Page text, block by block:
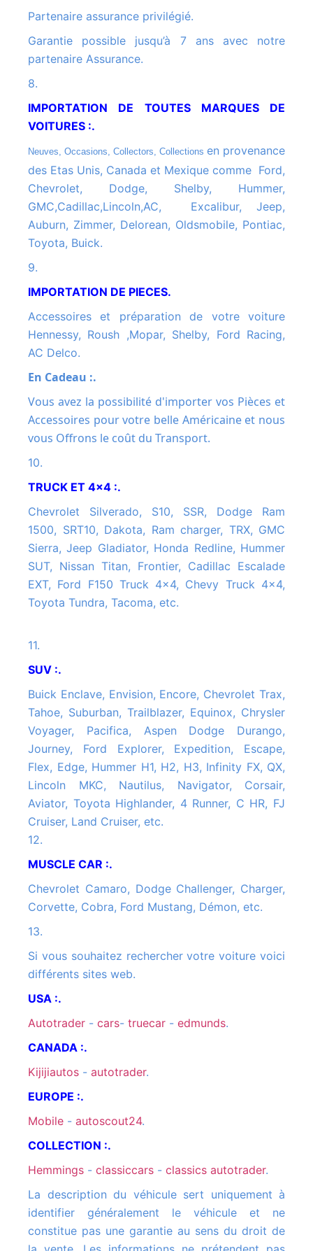
Partenaire assurance privilégié.
Garantie possible jusqu’à 7 ans avec notre
partenaire Assurance.
8.
IMPORTATION DE TOUTES MARQUES DE
VOITURES :.
Neuves, Occasions, Collectors, Collections en provenance
des Etas Unis, Canada et Mexique comme Ford,
Chevrolet, Dodge, Shelby, Hummer,
GMC,Cadillac,Lincoln,AC, Excalibur, Jeep,
Auburn, Zimmer, Delorean, Oldsmobile, Pontiac,
Toyota, Buick.
9.
IMPORTATION DE PIECES.
Accessoires et préparation de votre voiture
Hennessy, Roush ,Mopar, Shelby, Ford Racing,
AC Delco.
En Cadeau :.
Vous avez la possibilité d'importer vos Pièces et
Accessoires pour votre belle Américaine et nous
vous Offrons le coût du Transport.
10.
TRUCK ET 4x4 :.
Chevrolet Silverado, S10, SSR, Dodge Ram
1500, SRT10, Dakota, Ram charger, TRX, GMC
Sierra, Jeep Gladiator, Honda Redline, Hummer
SUT, Nissan Titan, Frontier, Cadillac Escalade
EXT, Ford F150 Truck 4x4, Chevy Truck 4x4,
Toyota Tundra, Tacoma, etc.
11.
SUV :.
Buick Enclave, Envision, Encore, Chevrolet Trax,
Tahoe, Suburban, Trailblazer, Equinox, Chrysler
Voyager, Pacifica, Aspen Dodge Durango,
Journey, Ford Explorer, Expedition, Escape,
Flex, Edge, Hummer H1, H2, H3, Infinity FX, QX,
Lincoln MKC, Nautilus, Navigator, Corsair,
Aviator, Toyota Highlander, 4 Runner, C HR, FJ
Cruiser, Land Cruiser, etc.
12.
MUSCLE CAR :.
Chevrolet Camaro, Dodge Challenger, Charger,
Corvette, Cobra, Ford Mustang, Démon, etc.
13.
Si vous souhaitez rechercher votre voiture voici
différents sites web.
USA :.
autotrader - cars- truecar - edmunds.
CANADA :.
kijijiautos - autotrader.
EUROPE :.
mobile - autoscout24.
COLLECTION :.
hemmings - classiccars - classics autotrader.
La description du véhicule sert uniquement à
identifier généralement le véhicule et ne
constitue pas une garantie au sens du droit de